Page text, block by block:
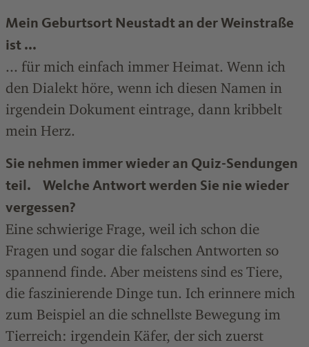
Mein Geburtsort Neustadt an der Weinstraße
ist ...
... für mich einfach immer Heimat. Wenn ich
den Dialekt höre, wenn ich diesen Namen in
irgendein Dokument eintrage, dann kribbelt
mein Herz.
Sie nehmen immer wieder an Quiz-Sendungen
teil. Welche Antwort werden Sie nie wieder
vergessen?
Eine schwierige Frage, weil ich schon die
Fragen und sogar die falschen Antworten so
spannend finde. Aber meistens sind es Tiere,
die faszinierende Dinge tun. Ich erinnere mich
zum Beispiel an die schnellste Bewegung im
Tierreich: irgendein Käfer, der sich zuerst